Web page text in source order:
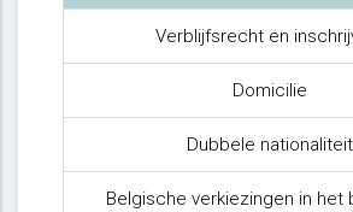
Verblijfsrecht en
Domicilie
Dubbele nationaliteit
Belgische verkiezingen in het